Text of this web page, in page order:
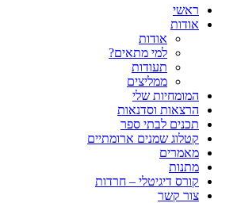
ראשי
אודות
אודות
למי מתאים?
תעודות
ממליצים
המומחיות שלי
הרצאות וסדנאות
תכנים לבתי ספר
קטלוג שמנים ארומתיים
מאמרים
מתנות
קורס דיגיטלי – חרדות
צור קשר